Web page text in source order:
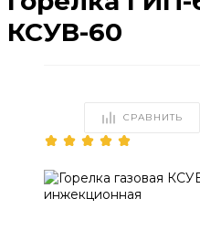
КСУВ-60
СРАВНИТЬ